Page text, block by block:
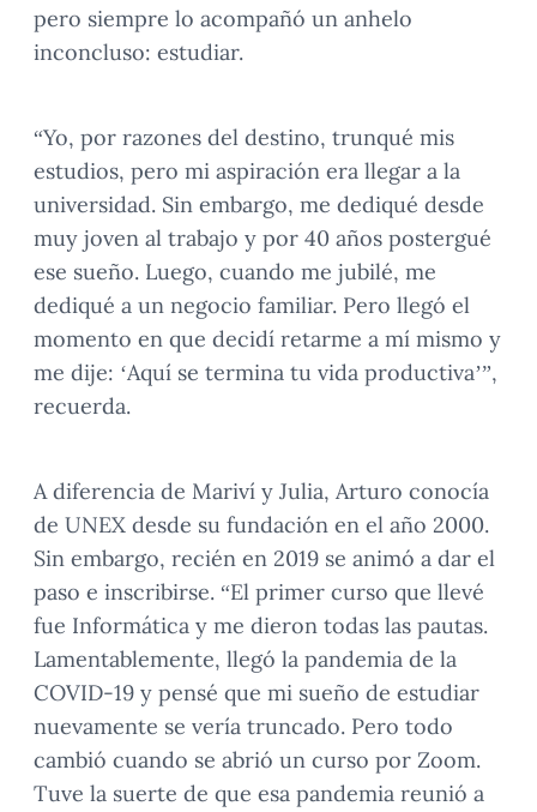
pero siempre lo acompañó un anhelo
inconcluso: estudiar.
“Yo, por razones del destino, trunqué mis
estudios, pero mi aspiración era llegar a la
universidad. Sin embargo, me dediqué desde
muy joven al trabajo y por 40 años postergué
ese sueño. Luego, cuando me jubilé, me
dediqué a un negocio familiar. Pero llegó el
momento en que decidí retarme a mí mismo y
me dije: ‘Aquí se termina tu vida productiva’”,
recuerda.
A diferencia de Mariví y Julia, Arturo conocía
de UNEX desde su fundación en el año 2000.
Sin embargo, recién en 2019 se animó a dar el
paso e inscribirse. “El primer curso que llevé
fue Informática y me dieron todas las pautas.
Lamentablemente, llegó la pandemia de la
COVID-19 y pensé que mi sueño de estudiar
nuevamente se vería truncado. Pero todo
cambió cuando se abrió un curso por Zoom.
Tuve la suerte de que esa pandemia reunió a